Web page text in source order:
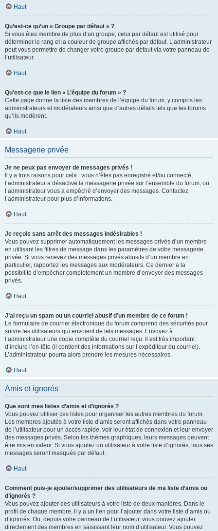
Haut
Qu’est-ce qu’un « Groupe par défaut » ?
Si vous êtes membre de plus d’un groupe, celui par défaut est utilisé pour
déterminer le rang et la couleur de groupe affichés par défaut. L’administrateur
peut vous permettre de changer votre groupe par défaut via votre panneau de
l’utilisateur.
Haut
Qu’est-ce que le lien « L’équipe du forum » ?
Cette page donne la liste des membres de l’équipe du forum, y compris les
administrateurs et modérateurs ainsi que d’autres détails tels que les forums
qu’ils modèrent.
Haut
Messagerie privée
Je ne peux pas envoyer de messages privés !
Il y a trois raisons pour cela : vous n’êtes pas enregistré et/ou connecté,
l’administrateur a désactivé la messagerie privée sur l’ensemble du forum, ou
l’administrateur vous a empêché d’envoyer des messages. Contactez
l’administrateur pour plus d’informations.
Haut
Je reçois sans arrêt des messages indésirables !
Vous pouvez supprimer automatiquement les messages privés d’un membre
en utilisant les filtres de message dans les paramètres de votre messagerie
privée. Si vous recevez des messages privés abusifs d’un membre en
particulier, rapportez les messages aux modérateurs. Ce dernier a la
possibilité d’empêcher complètement un membre d’envoyer des messages
privés.
Haut
J’ai reçu un spam ou un courriel abusif d’un membre de ce forum !
Le formulaire de courrier électronique du forum comprend des sécurités pour
suivre les utilisateurs qui envoient de tels messages. Envoyez à
l’administrateur une copie complète du courriel reçu. Il est très important
d’inclure l’en-tête (il contient des informations sur l’expéditeur du courriel).
L’administrateur pourra alors prendre les mesures nécessaires.
Haut
Amis et ignorés
Que sont mes listes d’amis et d’ignorés ?
Vous pouvez utiliser ces listes pour organiser les autres membres du forum.
Les membres ajoutés à votre liste d’amis seront affichés dans votre panneau
de l’utilisateur pour un accès rapide, voir leur état de connexion et leur envoyer
des messages privés. Selon les thèmes graphiques, leurs messages peuvent
être mis en valeur. Si vous ajoutez un utilisateur à votre liste d’ignorés, tous ses
messages seront masqués par défaut.
Haut
Comment puis-je ajouter/supprimer des utilisateurs de ma liste d’amis ou
d’ignorés ?
Vous pouvez ajouter des utilisateurs à votre liste de deux manières. Dans le
profil de chaque membre, il y a un lien pour l’ajouter dans votre liste d’amis ou
d’ignorés. Ou, depuis votre panneau de l’utilisateur, vous pouvez ajouter
directement des membres en saisissant leur nom d’utilisateur. Vous pouvez